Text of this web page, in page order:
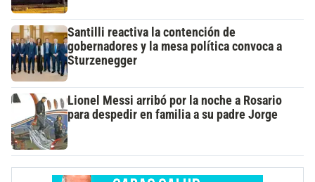
Santilli reactiva la contención de
gobernadores y la mesa política convoca a
Sturzenegger
Lionel Messi arribó por la noche a Rosario
para despedir en familia a su padre Jorge